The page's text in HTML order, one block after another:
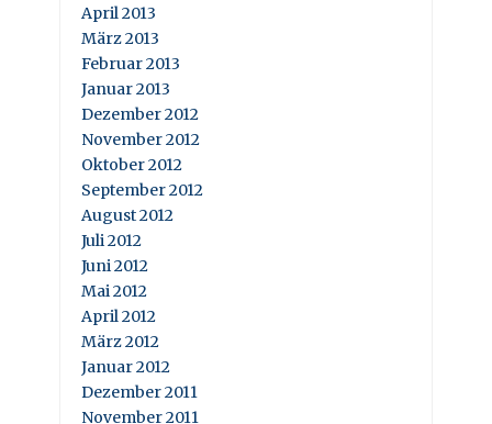
April 2013
März 2013
Februar 2013
Januar 2013
Dezember 2012
November 2012
Oktober 2012
September 2012
August 2012
Juli 2012
Juni 2012
Mai 2012
April 2012
März 2012
Januar 2012
Dezember 2011
November 2011